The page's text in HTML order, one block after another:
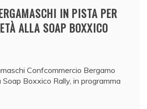
IN PISTA PER
ALLA SOAP BOXXICO
Confcommercio Bergamo
Boxxico Rally, in programma